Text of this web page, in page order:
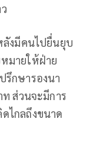
ลังมีคนไปยื่นยุบ
มายให้ฝ่าย
รึกษารองนา
ท ส่วนจะมีการ
ไกลถึงขนาด